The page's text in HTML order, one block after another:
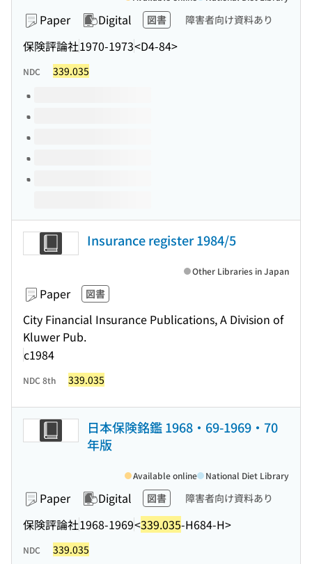
Paper Digital 図書 障害者向け資料あり
保険評論社1970-1973<D4-84>
NDC 339.035
Volumes of this title
Insurance register 1984/5
Paper 図書
City Financial Insurance Publications, A Division of
Kluwer Pub.
c1984
Other Libraries in Japan
NDC 8th 339.035
日本保険銘鑑 1968・69-1969・70
年版
Paper Digital 図書 障害者向け資料あり
保険評論社1968-1969<339.035-H684-H>
Available online National Diet Library
NDC 339.035